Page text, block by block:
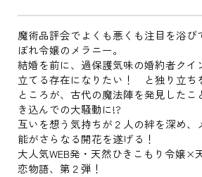
魔術品評会でよくも悪くも注目を浴び
ぼれ令嬢のメラニー。
結婚を前に、過保護気味の婚約者クイ
立てる存在になりたい！ と独り立ち
ところが、古代の魔法陣を発見した
き込んでの大騒動に!?
互いを想う気持ちが２人の絆を深め、
能がさらなる開花を遂げる！
大人気WEB発・天然ひきこもり令嬢×
恋物語、第２弾！